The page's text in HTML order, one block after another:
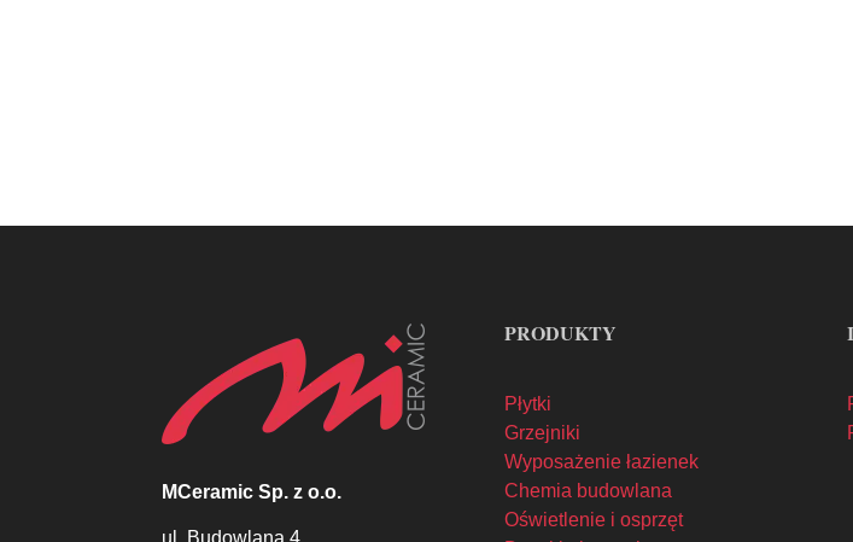
MCeramic Sp. z o.o.
PRODUKTY
Płytki
Grzejniki
Wyposażenie łazienek
Chemia budowlana
Oświetlenie i osprzęt